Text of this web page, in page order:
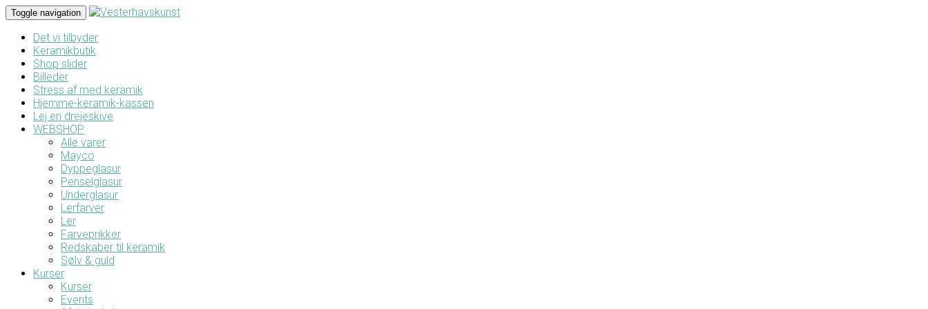
Toggle navigation
Det vi tilbyder
Keramikbutik
Shop slider
Billeder
Stress af med keramik
Hjemme-keramik-kassen
Lej en drejeskive
WEBSHOP
Alle varer
Mayco
Dyppeglasur
Penselglasur
Underglasur
Lerfarver
Ler
Farveprikker
Redskaber til keramik
Sølv & guld
Kurser
Kurser
Events